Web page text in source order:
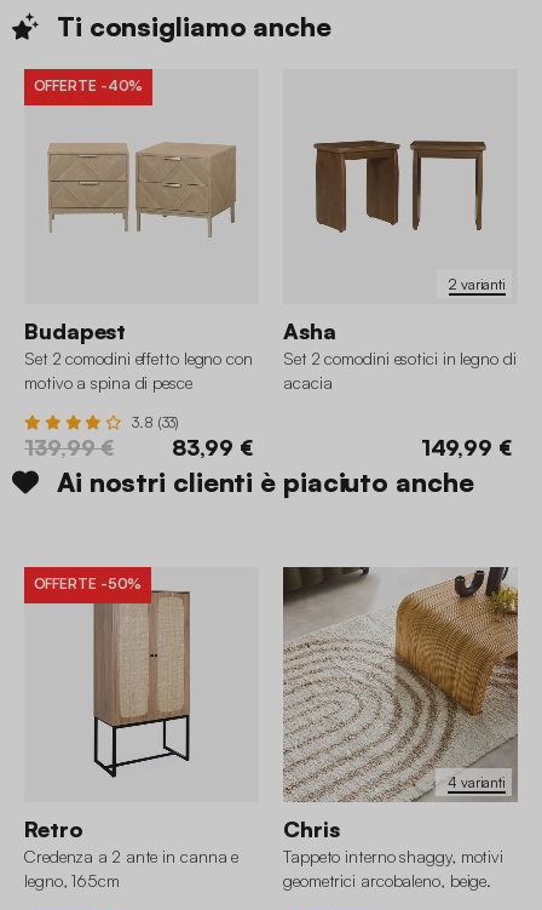
Ti consigliamo anche
OFFERTE -40%
Budapest
Set 2 comodini effetto legno con
motivo a spina di pesce
3.8 (33)
139,99 € 83,99 €
2 varianti
Asha
Set 2 comodini esotici in legno di
acacia
149,99 €
Ai nostri clienti è piaciuto anche
OFFERTE -50%
Retro
Credenza a 2 ante in canna e
legno, 165cm
4 varianti
Chris
Tappeto interno shaggy, motivi
geometrici arcobaleno, beige.